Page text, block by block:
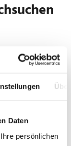
Daten
persönlichen
Berlin,